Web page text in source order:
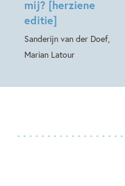
mij? [herziene
editie]
Sanderijn van der Doef,
Marian Latour